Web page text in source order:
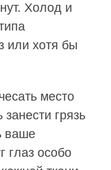
Холод и
или хотя бы
место
занести грязь
ваше
глаз особо